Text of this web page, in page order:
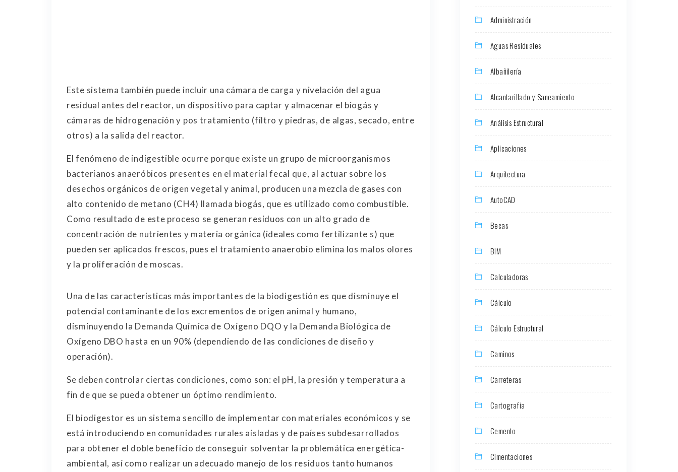
Este sistema también puede incluir una cámara de carga y nivelación del agua
residual antes del reactor, un dispositivo para captar y almacenar el biogás y
cámaras de hidrogenación y pos tratamiento (filtro y piedras, de algas, secado, entre
otros) a la salida del reactor.
El fenómeno de indigestible ocurre porque existe un grupo de microorganismos
bacterianos anaeróbicos presentes en el material fecal que, al actuar sobre los
desechos orgánicos de origen vegetal y animal, producen una mezcla de gases con
alto contenido de metano (CH4) llamada biogás, que es utilizado como combustible.
Como resultado de este proceso se generan residuos con un alto grado de
concentración de nutrientes y materia orgánica (ideales como fertilizante s) que
pueden ser aplicados frescos, pues el tratamiento anaerobio elimina los malos olores
y la proliferación de moscas.
Una de las características más importantes de la biodigestión es que disminuye el
potencial contaminante de los excrementos de origen animal y humano,
disminuyendo la Demanda Química de Oxígeno DQO y la Demanda Biológica de
Oxígeno DBO hasta en un 90% (dependiendo de las condiciones de diseño y
operación).
Se deben controlar ciertas condiciones, como son: el pH, la presión y temperatura a
fin de que se pueda obtener un óptimo rendimiento.
El biodigestor es un sistema sencillo de implementar con materiales económicos y se
está introduciendo en comunidades rurales aisladas y de países subdesarrollados
para obtener el doble beneficio de conseguir solventar la problemática energética-
ambiental, así como realizar un adecuado manejo de los residuos tanto humanos
Administración
Aguas Residuales
Albañilería
Alcantarillado y Saneamiento
Análisis Estructural
Aplicaciones
Arquitectura
AutoCAD
Becas
BIM
Calculadoras
Cálculo
Cálculo Estructural
Caminos
Carreteras
Cartografía
Cemento
Cimentaciones